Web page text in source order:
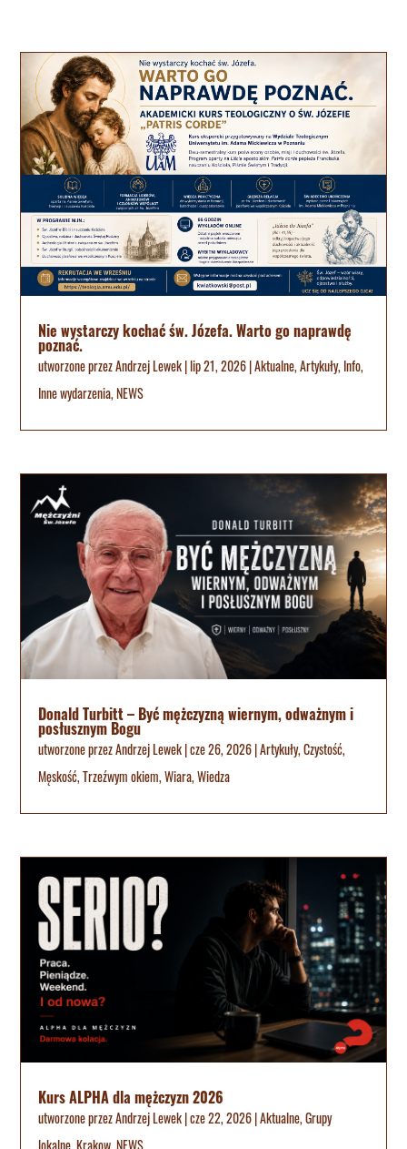
Nie wystarczy kochać św. Józefa. Warto go naprawdę
poznać.
utworzone przezAndrzej Lewek|lip 21, 2026|Aktualne,Artykuły,Info,
Inne wydarzenia,NEWS
Donald Turbitt – Być mężczyzną wiernym, odważnym i
posłusznym Bogu
utworzone przezAndrzej Lewek|cze 26, 2026|Artykuły,Czystość,
Męskość,Trzeźwym okiem,Wiara,Wiedza
Kurs ALPHA dla mężczyzn 2026
utworzone przezAndrzej Lewek|cze 22, 2026|Aktualne,Grupy